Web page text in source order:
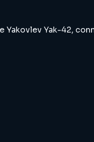
Yakovlev Yak-42,